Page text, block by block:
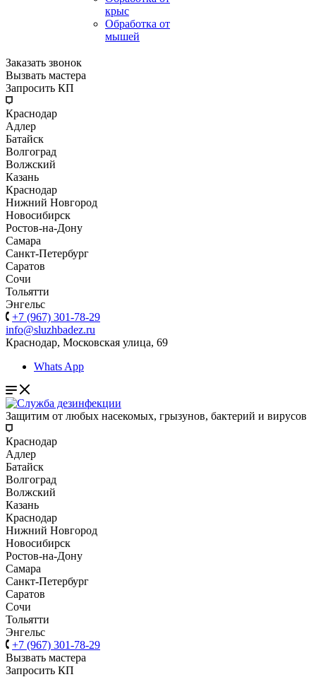
крыс
Обработка от
мышей
Заказать звонок
Вызвать мастера
Запросить КП
Краснодар
Адлер
Батайск
Волгоград
Волжский
Казань
Краснодар
Нижний Новгород
Новосибирск
Ростов-на-Дону
Самара
Санкт-Петербург
Саратов
Сочи
Тольятти
Энгельс
+7 (967) 301-78-29
info@sluzhbadez.ru
Краснодар, Московская улица, 69
Whats App
Защитим от любых насекомых, грызунов, бактерий и вирусов
Краснодар
Адлер
Батайск
Волгоград
Волжский
Казань
Краснодар
Нижний Новгород
Новосибирск
Ростов-на-Дону
Самара
Санкт-Петербург
Саратов
Сочи
Тольятти
Энгельс
+7 (967) 301-78-29
Вызвать мастера
Запросить КП